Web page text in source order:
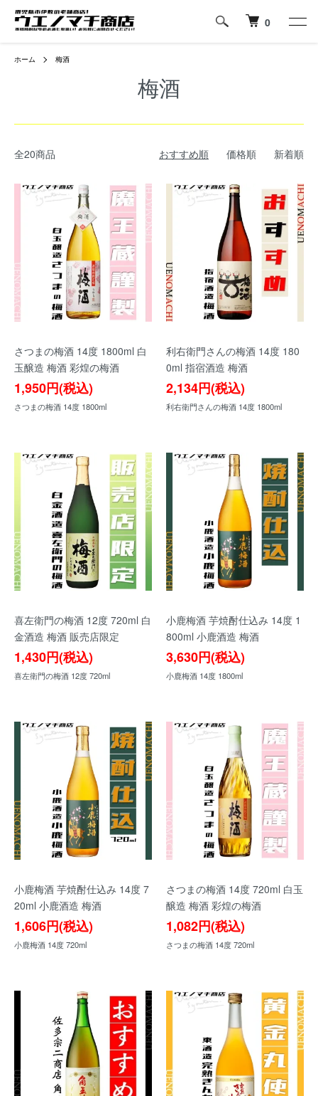
0
ホーム 梅酒
梅酒
全20商品 おすすめ順 価格順 新着順
さつまの梅酒 14度 1800ml 白
玉醸造 梅酒 彩煌の梅酒
1,950円(税込)
さつまの梅酒 14度 1800ml
利右衛門さんの梅酒 14度 180
0ml 指宿酒造 梅酒
2,134円(税込)
利右衛門さんの梅酒 14度 1800ml
喜左衛門の梅酒 12度 720ml 白
金酒造 梅酒 販売店限定
1,430円(税込)
喜左衛門の梅酒 12度 720ml
小鹿梅酒 芋焼酎仕込み 14度 1
800ml 小鹿酒造 梅酒
3,630円(税込)
小鹿梅酒 14度 1800ml
小鹿梅酒 芋焼酎仕込み 14度 7
20ml 小鹿酒造 梅酒
1,606円(税込)
小鹿梅酒 14度 720ml
さつまの梅酒 14度 720ml 白玉
醸造 梅酒 彩煌の梅酒
1,082円(税込)
さつまの梅酒 14度 720ml